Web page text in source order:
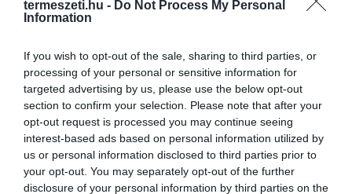
termeszeti.hu - Do Not Process My Personal
Information
If you wish to opt-out of the sale, sharing to third parties, or
processing of your personal or sensitive information for
targeted advertising by us, please use the below opt-out
section to confirm your selection. Please note that after your
opt-out request is processed you may continue seeing
interest-based ads based on personal information utilized by
us or personal information disclosed to third parties prior to
your opt-out. You may separately opt-out of the further
disclosure of your personal information by third parties on the
A KOALA EVOLÚCIÓS MÚLTJA
A KORALLZÁTONY NEM CSAK